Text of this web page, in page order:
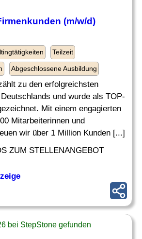
(m/w/d)
Teilzeit
Abgeschlossene Ausbildung
zu den erfolgreichsten
Deutschlands und wurde als TOP-
Mit einem engagierten
Mitarbeiterinnen und
wir über 1 Million Kunden [...]
ZUM STELLENANGEBOT
bei StepStone gefunden